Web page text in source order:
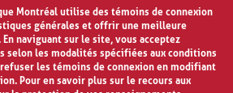
Montréal utilise des témoins de connexion
générales et offrir une meilleure
naviguant sur le site, vous acceptez
selon les modalités spécifiées aux conditions
les témoins de connexion en modifiant
Pour en savoir plus sur le recours aux